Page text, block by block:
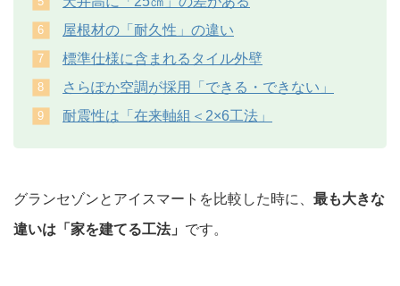
屋根材の「耐久性」の違い
標準仕様に含まれるタイル外壁
さらぽか空調が採用「できる・できない」
耐震性は「在来軸組＜2×6工法」
グランセゾンとアイスマートを比較した時に、 最も大きな
違いは「家を建てる工法」 です。